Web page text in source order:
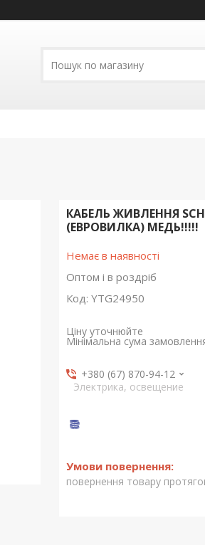
КАБЕЛЬ ЖИВЛЕННЯ
(ЕВРОВИЛКА) МЕДЬ!!!!!
Немає в наявності
Оптом і в роздріб
Код: YTG24950
Ціну уточнюйте
Мінімальна сума
+380 (67) 870-94-12
Электрика, освещение
повернення товару